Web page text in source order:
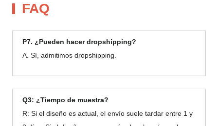
FAQ
P7. ¿Pueden hacer dropshipping?
A. Sí, admitimos dropshipping.
Q3: ¿Tiempo de muestra?
R: Si el diseño es actual, el envío suele tardar entre 1 y